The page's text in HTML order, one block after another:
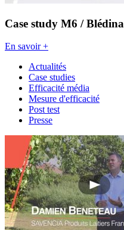
Case study M6 / Blédina
En savoir +
Actualités
Case studies
Efficacité média
Mesure d'efficacité
Post test
Presse